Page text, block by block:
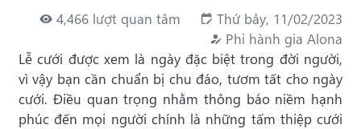
4,466 lượt quan tâm
Thứ bảy, 11/02/2023
Phi hành gia Alona
Lễ cưới được xem là ngày đặc biệt trong đời người,
vì vậy bạn cần chuẩn bị chu đáo, tươm tất cho ngày
cưới. Điều quan trọng nhằm thông báo niềm hạnh
phúc đến mọi người chính là những tấm thiệp cưới